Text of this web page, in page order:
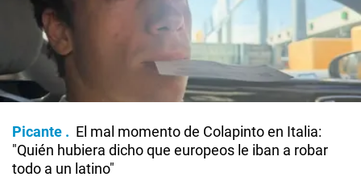
Picante
El mal momento de Colapinto en Italia:
"Quién hubiera dicho que europeos le iban a robar
todo a un latino"